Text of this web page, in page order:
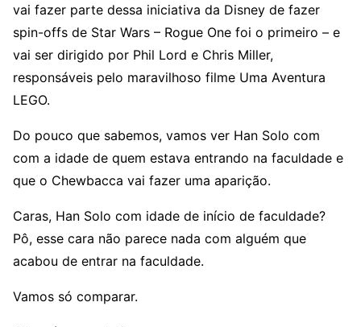
vai fazer parte dessa iniciativa da Disney de fazer
spin-offs de Star Wars – Rogue One foi o primeiro – e
vai ser dirigido por Phil Lord e Chris Miller,
responsáveis pelo maravilhoso filme Uma Aventura
LEGO.
Do pouco que sabemos, vamos ver Han Solo com
com a idade de quem estava entrando na faculdade e
que o Chewbacca vai fazer uma aparição.
Caras, Han Solo com idade de início de faculdade?
Pô, esse cara não parece nada com alguém que
acabou de entrar na faculdade.
Vamos só comparar.